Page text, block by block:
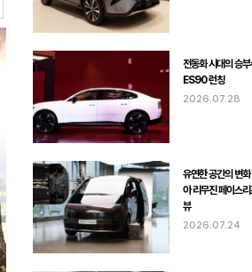
전동화 시대의 승
ES90 런칭
2026.07.28
유연한 공간의 변화
아 리무진 페이스
뷰
2026.07.24